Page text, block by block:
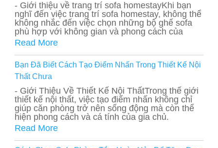
- Giới thiệu về trang trí sofa homestayKhi bạn
nghĩ đến việc trang trí sofa homestay, không thể
không nhắc đến việc chọn những bộ ghế sofa
phù hợp với không gian và phong cách của
Read More
Bạn Đã Biết Cách Tạo Điểm Nhấn Trong Thiết Kế Nội
Thất Chưa
- Giới Thiệu Về Thiết Kế Nội ThấtTrong thế giới
thiết kế nội thất, việc tạo điểm nhấn không chỉ
giúp căn phòng trở nên sống động mà còn thể
hiện phong cách và cá tính của gia chủ.
Read More